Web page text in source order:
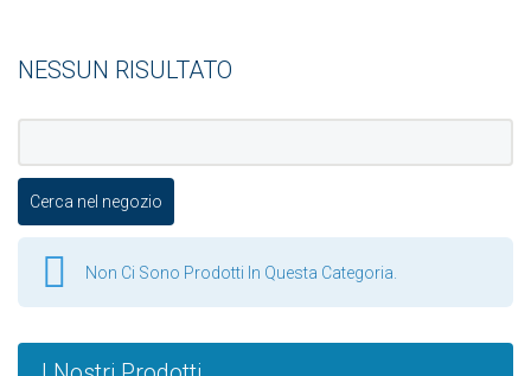
NESSUN RISULTATO
Non Ci Sono Prodotti In Questa Categoria.